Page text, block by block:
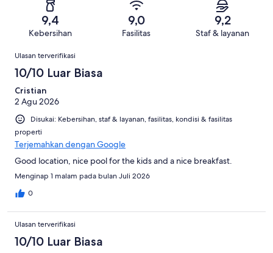
dari
ulasan
9,4
Kebersihan
9,0
Fasilitas
9,2
Staf & layanan
Ulasan
Ulasan terverifikasi
10/10 Luar Biasa
Cristian
2 Agu 2026
Disukai: Kebersihan, staf & layanan, fasilitas, kondisi & fasilitas
properti
Terjemahkan dengan Google
Good location, nice pool for the kids and a nice breakfast.
Menginap 1 malam pada bulan Juli 2026
0
Ulasan terverifikasi
10/10 Luar Biasa